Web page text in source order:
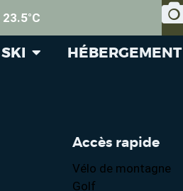
23.5°C
SKI HÉBERGEMENT
Accès rapide
Vélo de montagne
Golf